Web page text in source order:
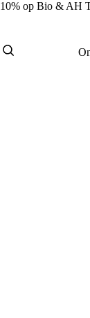
10% op Bio & AH